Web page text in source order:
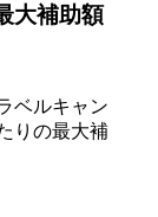
大補助額
ベルキャン
りの最大補